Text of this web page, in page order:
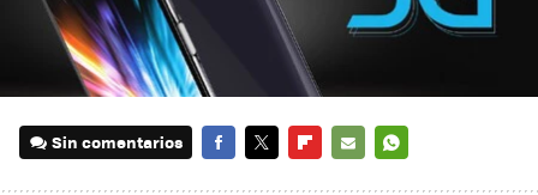
Sin comentarios